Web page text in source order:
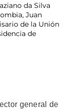
da Silva
Juan
de la Unión
de
general de